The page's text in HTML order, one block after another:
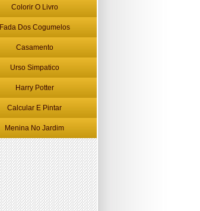
Colorir O Livro
Fada Dos Cogumelos
Casamento
Urso Simpatico
Harry Potter
Calcular E Pintar
Menina No Jardim